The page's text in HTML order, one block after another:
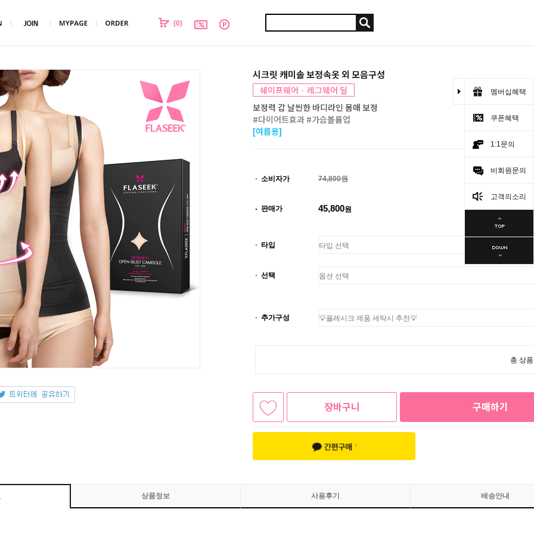
(0)
멤버십혜택
쿠폰혜택
1:1문의
비회원문의
고객의소리
시크릿 캐미솔 보정속옷 외 모음구성
쉐이프웨어 · 레그웨어 딜
보정력 갑 날씬한 바디라인 몸매 보정
#다이어트효과 #가슴볼륨업
[여름용]
소비자가 74,800원
판매가 45,800원
타입
선택
추가구성
총 상품
장바구니 구매하기
상품정보 사용후기 배송안내